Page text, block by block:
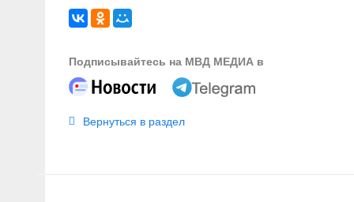
Подписывайтесь на МВД МЕДИА в
Вернуться в раздел